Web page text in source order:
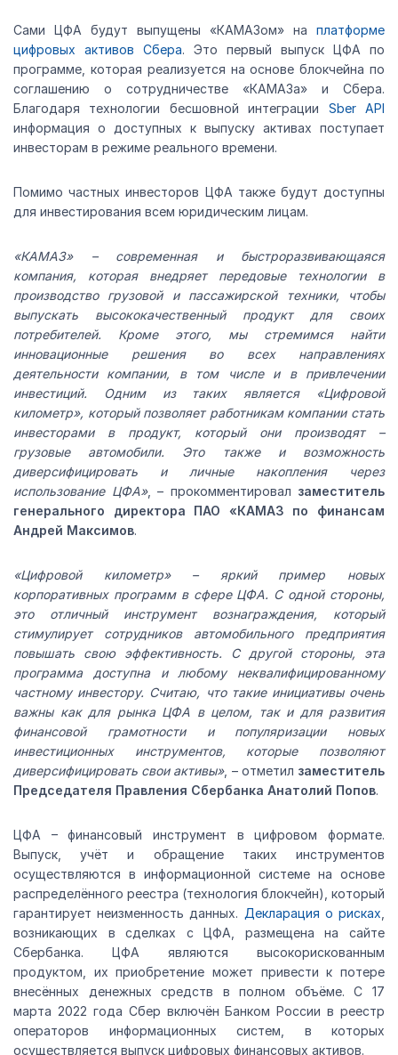
Сами ЦФА будут выпущены «КАМАЗом» на платформе
цифровых активов Сбера. Это первый выпуск ЦФА по
программе, которая реализуется на основе блокчейна по
соглашению о сотрудничестве «КАМАЗа» и Сбера.
Благодаря технологии бесшовной интеграции Sber API
информация о доступных к выпуску активах поступает
инвесторам в режиме реального времени.
Помимо частных инвесторов ЦФА также будут доступны
для инвестирования всем юридическим лицам.
«КАМАЗ» –современная и быстроразвивающаяся
компания, которая внедряет передовые технологии в
производство грузовой и пассажирской техники, чтобы
выпускать высококачественный продукт для своих
потребителей. Кроме этого, мы стремимся найти
инновационные решения во всех направлениях
деятельности компании, в том числе и в привлечении
инвестиций. Одним из таких является «Цифровой
километр», который позволяет работникам компании стать
инвесторами в продукт, который они производят –
грузовые автомобили. Это также и возможность
диверсифицировать и личные накопления через
использование ЦФА», – прокомментировал заместитель
генерального директора ПАО «КАМАЗ по финансам
Андрей Максимов.
«Цифровой километр» – яркий пример новых
корпоративных программ в сфере ЦФА. С одной стороны,
это отличный инструмент вознаграждения, который
стимулирует сотрудников автомобильного предприятия
повышать свою эффективность. С другой стороны, эта
программа доступна и любому неквалифицированному
частному инвестору. Считаю, что такие инициативы очень
важны как для рынка ЦФА в целом, так и для развития
финансовой грамотности и популяризации новых
инвестиционных инструментов, которые позволяют
диверсифицировать свои активы», – отметил заместитель
Председателя Правления Сбербанка Анатолий Попов.
ЦФА – финансовый инструмент в цифровом формате.
Выпуск, учёт и обращение таких инструментов
осуществляются в информационной системе на основе
распределённого реестра (технология блокчейн), который
гарантирует неизменность данных. Декларация о рисках
возникающих в сделках с ЦФА, размещена на сайте
Сбербанка. ЦФА являются высокорискованным
продуктом, их приобретение может привести к потере
внесённых денежных средств в полном объёме. С 17
марта 2022 года Сбер включён Банком России в реестр
операторов информационных систем, в которых
осуществляется выпуск цифровых финансовых активов.